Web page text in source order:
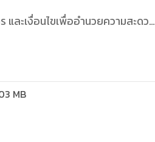
ละเงื่อนไขเพื่ออำนวยความสะดวก
การพิจารณาวินิจฉัยเรื่องร้อง
มการกำกับการทวงถามหนี้ ประจำ
MB